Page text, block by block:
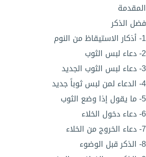
المقدمة
فضل الذكر
1- أذكار الاستيقاظ من النوم
2- دعاء لبس الثوب
3- دعاء لبس الثوب الجديد
4- الدعاء لمن لبس ثوباً جديد
5- ما يقول إذا وضع الثوب
6- دعاء دخول الخلاء
7- دعاء الخروج من الخلاء
8- الذكر قبل الوضوء